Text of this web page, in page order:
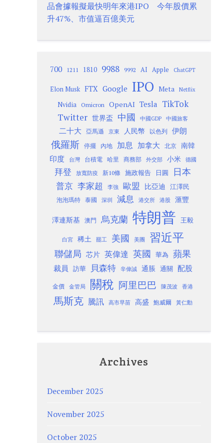
品會據報擬最快明年來港IPO 今年股價累
升47%、市值逼百億美元
700 1211 1810 9988 9992 AI Apple ChatGPT
Elon Musk FTX Google IPO Meta Netflix
Nvidia Omicron OpenAI Tesla TikTok
Twitter 世界盃 中國 中國GDP 中國旅客
二十大 亞馬遜 京東 人民幣 以色列 伊朗
俄羅斯 停擺 內地 加息 加拿大 北京
南韓
印度
台灣 台積電 哈里 商務部 外交部 小米 德國
拜登 放寬防疫 新10條 施政報告 日圓 日本
普京 李家超 李強 歐盟 比亞迪 江澤民
泡泡瑪特 泰國 深圳 減息 港交所 港股 滙豐
澤連斯基 澳門 烏克蘭 特朗普 王毅
白宮 稀土 罷工 美國 美團 習近平
聯儲局 芯片 英偉達 英國 華為 蘋果
裁員 訪華 貝森特 辛偉誠 通脹 通關 配股
金價 金管局 關稅 阿里巴巴 陳茂波 香港
馬斯克 騰訊 高市早苗 高盛 鮑威爾 黃仁勳
Archives
December 2025
November 2025
October 2025